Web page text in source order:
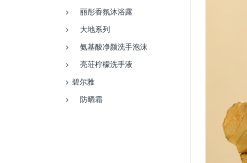
丽彤香氛沐浴露
大地系列
氨基酸净颜洗手泡沫
亮荘柠檬洗手液
碧尔雅
防晒霜